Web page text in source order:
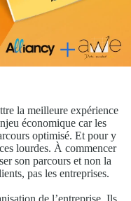
la meilleure expérience
économique car les
optimisé. Et pour y
lourdes. À commencer
son parcours et non la
pas les entreprises.